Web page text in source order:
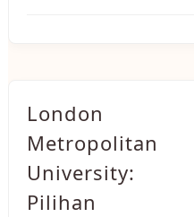
London
Metropolitan
University:
Pilihan